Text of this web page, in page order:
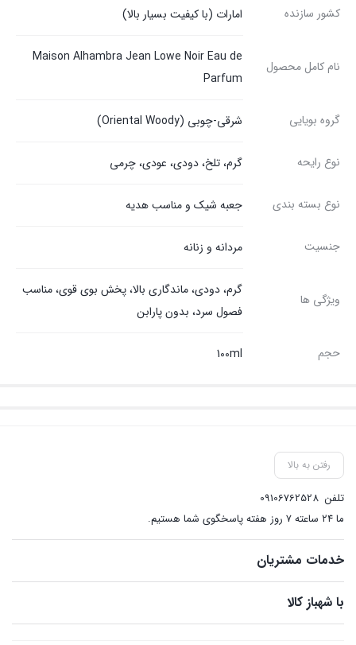
کشور سازنده امارات (با کیفیت بسیار بالا)
نام کامل محصول
Maison Alhambra Jean Lowe Noir Eau de
Parfum
گروه بویایی شرقی-چوبی (Oriental Woody)
نوع رایحه گرم، تلخ، دودی، عودی، چرمی
نوع بسته بندی جعبه شیک و مناسب هدیه
جنسیت مردانه و زنانه
ویژگی ها
گرم، دودی، ماندگاری بالا، پخش بوی قوی، مناسب
فصول سرد، بدون پارابن
حجم 100ml
رفتن به بالا
تلفن 09106762528
ما ۲۴ ساعته ۷ روز هفته پاسخگوی شما هستیم.
خدمات مشتریان
با شهباز کالا